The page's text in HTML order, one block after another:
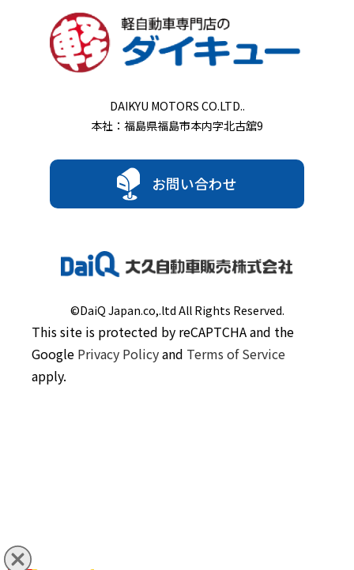
DAIKYU MOTORS CO.LTD..
本社：福島県福島市本内字北古舘9
お問い合わせ
©DaiQ Japan.co,.ltd All Rights Reserved.
This site is protected by reCAPTCHA and the
Google Privacy Policyand Terms of Service
apply.